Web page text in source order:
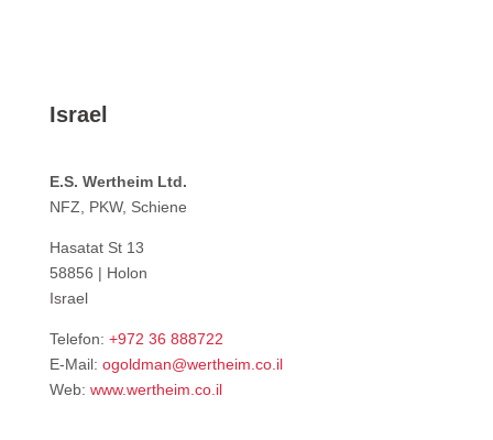
Israel
E.S. Wertheim Ltd.
NFZ, PKW, Schiene
Hasatat St 13
58856 | Holon
Israel
Telefon: +972 36 888722
E-Mail: ogoldman@wertheim.co.il
Web: www.wertheim.co.il